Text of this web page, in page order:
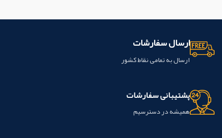
ارسال سفارشات
ارسال به تمامی نقاط کشور
پشتیبانی سفارشات
همیشه در دسترسیم